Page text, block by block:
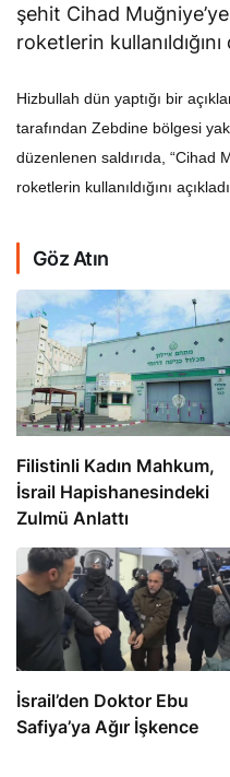
şehit Cihad
roketlerin
Hizbullah dün yaptığı bir
tarafından Zebdine bölgesi
düzenlenen saldırıda, “Cihad
roketlerin kullanıldığını
Göz Atın
Filistinli Kadın Mahkum,
İsrail Hapishanesindeki
Zulmü Anlattı
İsrail’den Doktor Ebu
Safiya’ya Ağır İşkence